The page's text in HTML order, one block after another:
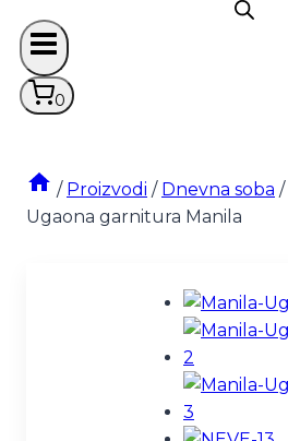
0
/ Proizvodi / Dnevna soba /
Ugaona garnitura Manila